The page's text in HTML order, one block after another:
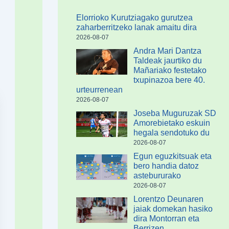
Elorrioko Kurutziagako gurutzea
zaharberritzeko lanak amaitu dira
2026-08-07
Andra Mari Dantza
Taldeak jaurtiko du
Mañariako festetako
txupinazoa bere 40.
urteurrenean
2026-08-07
Joseba Muguruzak SD
Amorebietako eskuin
hegala sendotuko du
2026-08-07
Egun eguzkitsuak eta
bero handia datoz
astebururako
2026-08-07
Lorentzo Deunaren
jaiak domekan hasiko
dira Montorran eta